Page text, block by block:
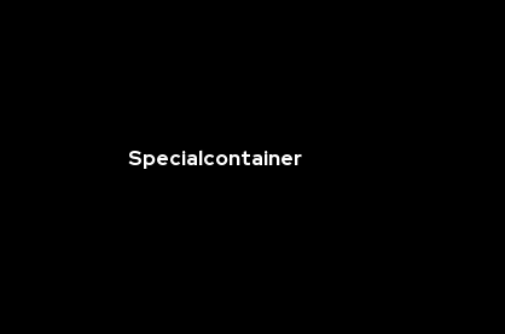
Specialcontainer